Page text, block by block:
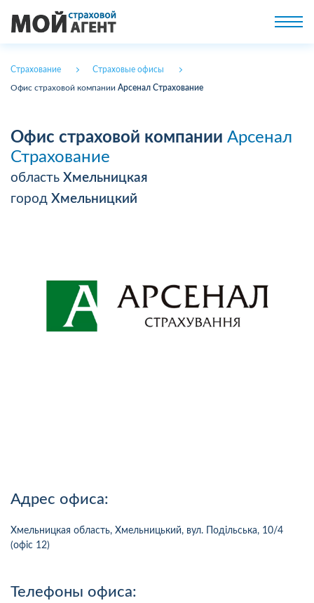
Страхование Страховые офисы
Офис страховой компании Арсенал Страхование
Офис страховой компании Арсенал
Страхование
область Хмельницкая
город Хмельницкий
Адрес офиса:
Хмельницкая область, Хмельницький, вул. Подільська, 10/4
(офіс 12)
Телефоны офиса: